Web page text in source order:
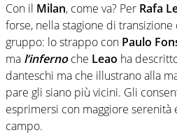
Con il Milan, come va? Per Rafa
forse, nella stagione di
gruppo: lo strappo con Paulo
ma l’inferno che Leao ha
danteschi ma che illustrano alla
pare gli siano più vicini. Gli
esprimersi con maggiore serenità
campo.